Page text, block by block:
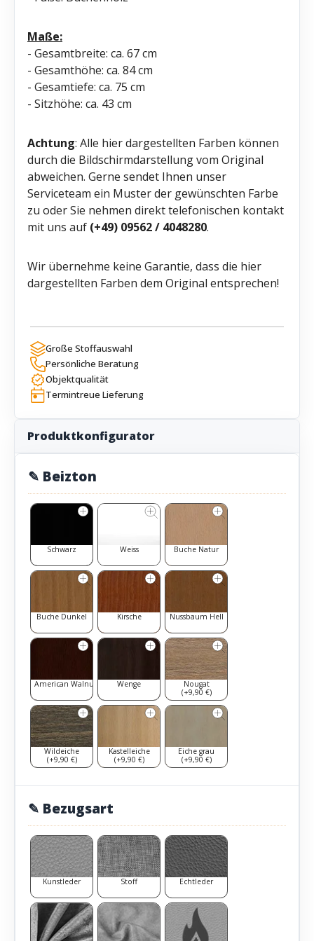
Maße:
- Gesamtbreite: ca. 67 cm
- Gesamthöhe: ca. 84 cm
- Gesamtiefe: ca. 75 cm
- Sitzhöhe: ca. 43 cm
Achtung: Alle hier dargestellten Farben können
durch die Bildschirmdarstellung vom Original
abweichen. Gerne sendet Ihnen unser
Serviceteam ein Muster der gewünschten Farbe
zu oder Sie nehmen direkt telefonischen kontakt
mit uns auf (+49) 09562 / 4048280.
Wir übernehme keine Garantie, dass die hier
dargestellten Farben dem Original entsprechen!
Große Stoffauswahl
Persönliche Beratung
Objektqualität
Termintreue Lieferung
Produktkonfigurator
✎ Beizton
Schwarz Weiss Buche Natur
Buche Dunkel Kirsche Nussbaum Hell
American Walnut Wenge
Nougat
(+9,90 €)
Wildeiche
(+9,90 €)
Kastelleiche
(+9,90 €)
Eiche grau
(+9,90 €)
✎ Bezugsart
Kunstleder Stoff Echtleder